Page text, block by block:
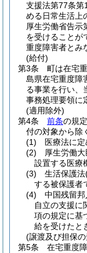
支援法第77条第
める日常生活上
厚生労働省告示
を受けることが
重度障害者とみ
(給付)
第3条
町は在宅
島県在宅重度障
る事業を行い、
事務処理要領に
(適用除外)
第4条
前条の規
付の対象から除
(1)
医療法に
(2)
厚生労働
設置する医療
(3)
生活保護法
する被保護者
(4)
中国残留
自立の支援に
項の規定に基
給を受けたと
(譲渡及び担保
第5条
在宅重度